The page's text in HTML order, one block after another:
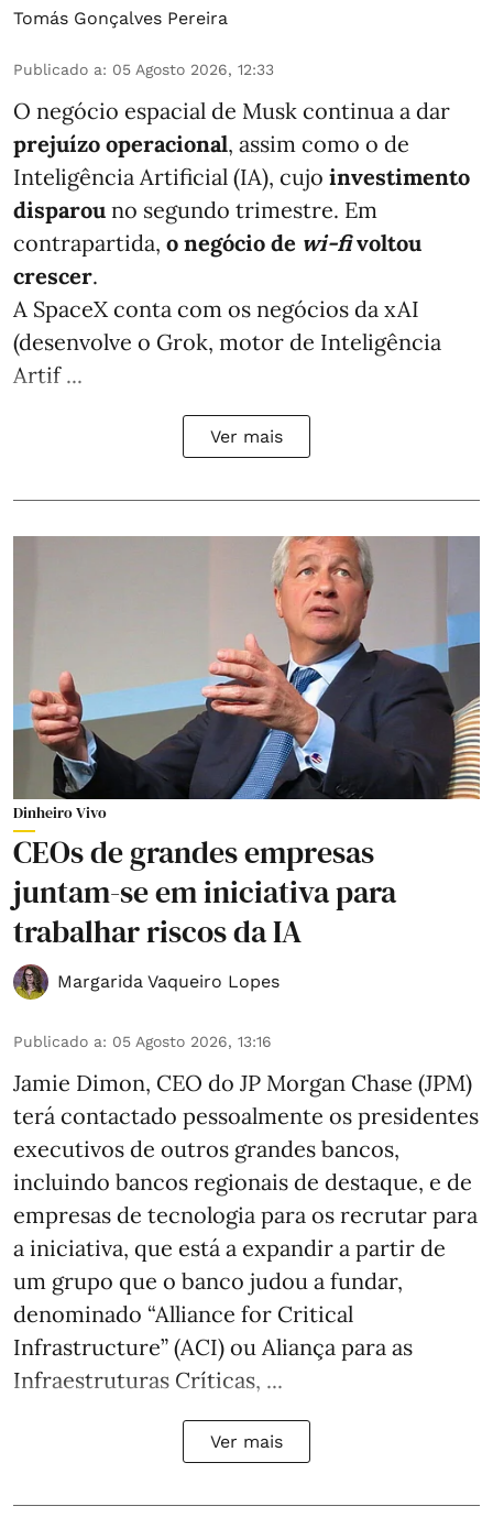
Tomás Gonçalves Pereira
Publicado a: 05 Agosto 2026, 12:33
O negócio espacial de Musk continua a dar
prejuízo operacional, assim como o de
Inteligência Artificial (IA), cujo investimento
disparou no segundo trimestre. Em
contrapartida, o negócio de wi-fivoltou
crescer.
A SpaceX conta com os negócios da xAI
(desenvolve o Grok, motor de Inteligência
Artif ...
Ver mais
Dinheiro Vivo
CEOs de grandes empresas
juntam-se em iniciativa para
trabalhar riscos da IA
Margarida Vaqueiro Lopes
Publicado a: 05 Agosto 2026, 13:16
Jamie Dimon, CEO do JP Morgan Chase (JPM)
terá contactado pessoalmente os presidentes
executivos de outros grandes bancos,
incluindo bancos regionais de destaque, e de
empresas de tecnologia para os recrutar para
a iniciativa, que está a expandir a partir de
um grupo que o banco judou a fundar,
denominado “Alliance for Critical
Infrastructure” (ACI) ou Aliança para as
Infraestruturas Críticas, ...
Ver mais